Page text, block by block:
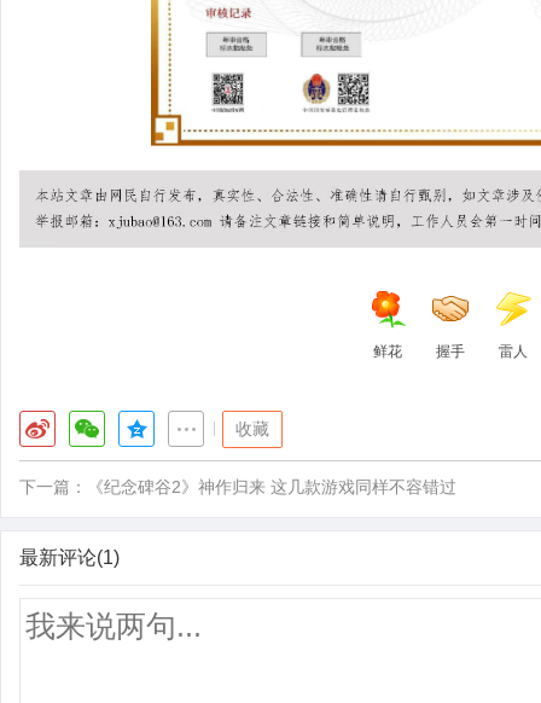
鲜花 握手 雷人
收藏
下一篇： 《纪念碑谷2》神作归来 这几款游戏同样不容错过
最新评论(1)